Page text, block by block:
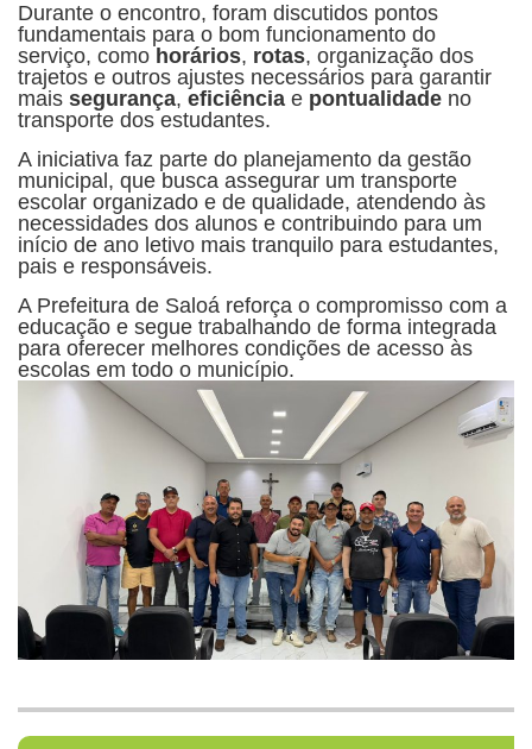
Durante o encontro, foram discutidos pontos
fundamentais para o bom funcionamento do
serviço, como horários, rotas, organização dos
trajetos e outros ajustes necessários para garantir
mais segurança, eficiência e pontualidade no
transporte dos estudantes.
A iniciativa faz parte do planejamento da gestão
municipal, que busca assegurar um transporte
escolar organizado e de qualidade, atendendo às
necessidades dos alunos e contribuindo para um
início de ano letivo mais tranquilo para estudantes,
pais e responsáveis.
A Prefeitura de Saloá reforça o compromisso com a
educação e segue trabalhando de forma integrada
para oferecer melhores condições de acesso às
escolas em todo o município.